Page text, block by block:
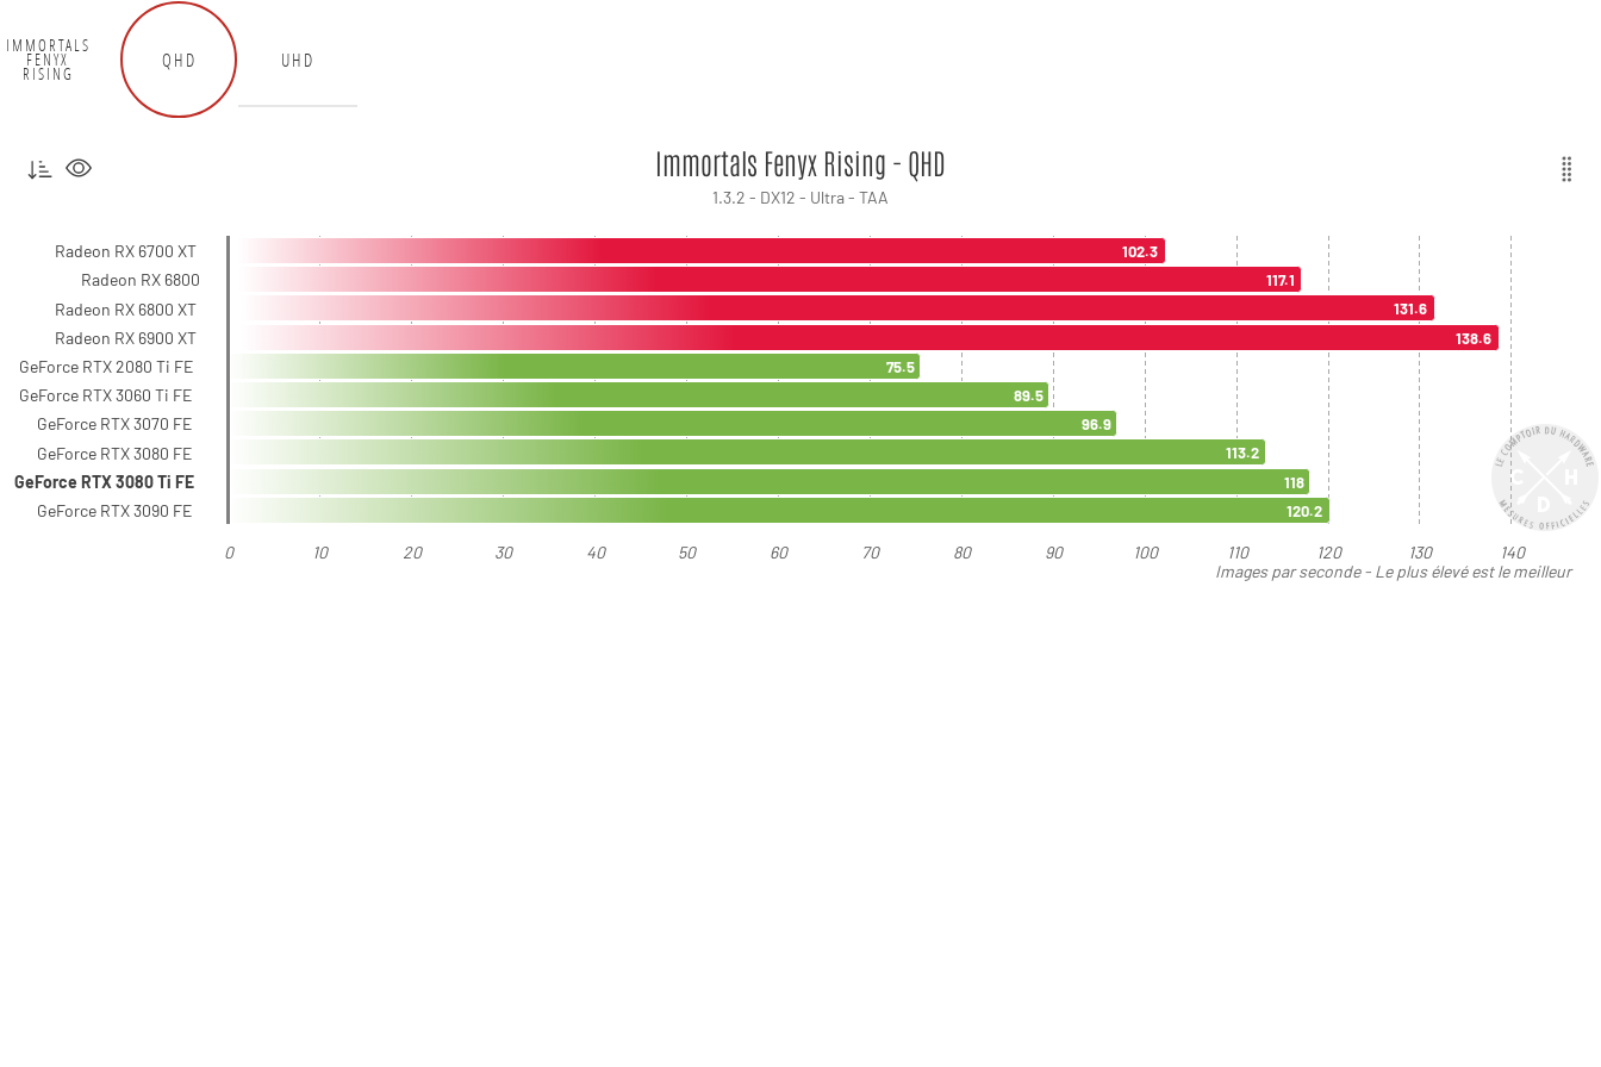
IMMORTALS
FENYX
RISING
QHD UHD
Images par seconde - Le plus élevé est le meilleur
Immortals Fenyx Rising - QHD
1.3.2 - DX12 - Ultra - TAA
0 10 20 30 40 50 60 70 80 90 100 110 120 130 140
Radeon RX 6700 XT
Radeon RX 6800
Radeon RX 6800 XT
Radeon RX 6900 XT
GeForce RTX 2080 Ti FE
GeForce RTX 3060 Ti FE
GeForce RTX 3070 FE
GeForce RTX 3080 FE
GeForce RTX 3080 Ti FE
GeForce RTX 3090 FE
102.3
117.1
131.6
138.6
75.5
89.5
96.9
113.2
118
120.2